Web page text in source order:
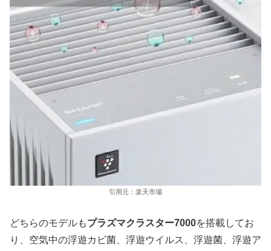
引用元：楽天市場
どちらのモデルもプラズマクラスター7000を搭載してお
り、空気中の浮遊カビ菌、浮遊ウイルス、浮遊菌、浮遊ア